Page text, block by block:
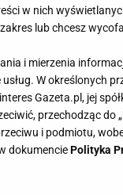
którą
w nich
lub chcesz
i mierzenia
W określonych
Gazeta.pl, jej
przechodząc do
i podmiotu,
dokumenciePolityka